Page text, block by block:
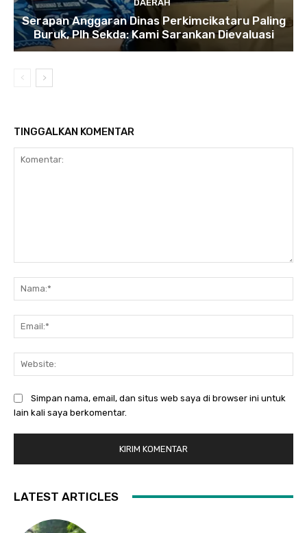
DAERAH
Serapan Anggaran Dinas Perkimcikataru Paling
Buruk, Plh Sekda: Kami Sarankan Dievaluasi
TINGGALKAN KOMENTAR
Simpan nama, email, dan situs web saya di browser ini untuk
lain kali saya berkomentar.
LATEST ARTICLES